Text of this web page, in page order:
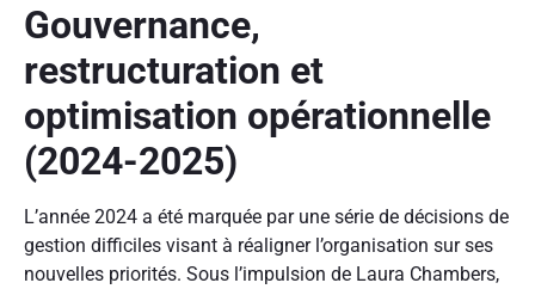
Gouvernance,
restructuration et
optimisation opérationnelle
(2024-2025)
L’année 2024 a été marquée par une série de décisions de
gestion difficiles visant à réaligner l’organisation sur ses
nouvelles priorités. Sous l’impulsion de Laura Chambers,